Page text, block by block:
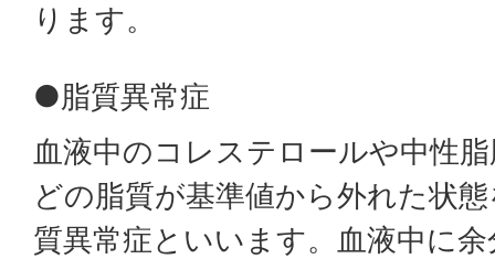
ります。
●脂質異常症
血液中のコレステロールや中性
どの脂質が基準値から外れた状
質異常症といいます。血液中に